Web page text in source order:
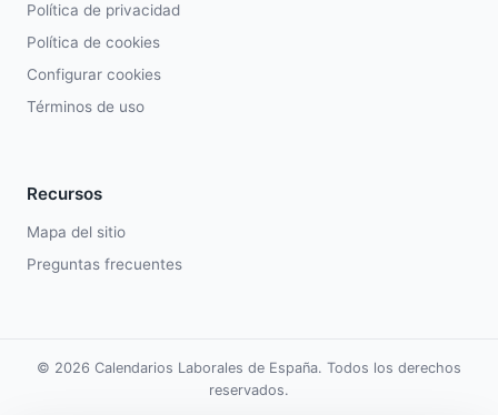
Política de privacidad
Política de cookies
Configurar cookies
Términos de uso
Recursos
Mapa del sitio
Preguntas frecuentes
© 2026 Calendarios Laborales de España. Todos los derechos
reservados.